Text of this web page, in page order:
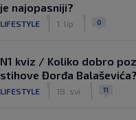
je najopasniji?
LIFESTYLE 1. lip. 0
N1 kviz / Koliko dobro
stihove Đorđa Balaševića?
LIFESTYLE 18. svi. 11